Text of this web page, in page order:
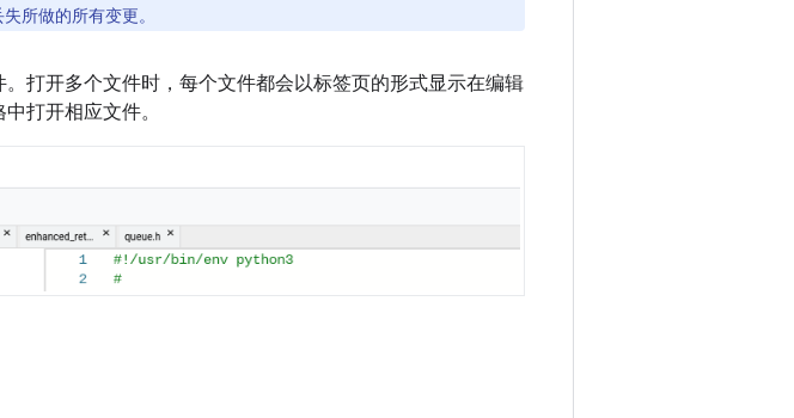
所做的所有变更。
打开多个文件时，每个文件都会以标签页的形式显示在编辑
打开相应文件。